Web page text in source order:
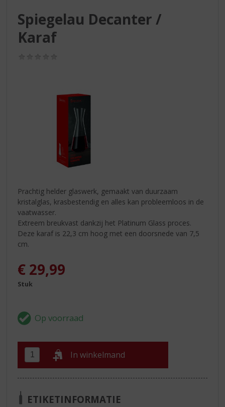
Spiegelau Decanter /
Karaf
Prachtig helder glaswerk, gemaakt van duurzaam
kristalglas, krasbestendig en alles kan probleemloos in de
vaatwasser.
Extreem breukvast dankzij het Platinum Glass proces.
Deze karaf is 22,3 cm hoog met een doorsnede van 7,5
cm.
€ 29,99
Stuk
In winkelmand
ETIKETINFORMATIE